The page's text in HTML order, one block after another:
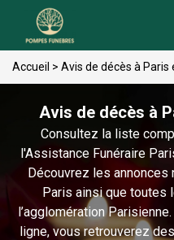
Accueil > Avis de décès à Paris
Avis de décès à
Consultez la liste
l'Assistance Funéraire
Découvrez les
Paris ainsi que toutes
l’agglomération
ligne, vous retrouverez